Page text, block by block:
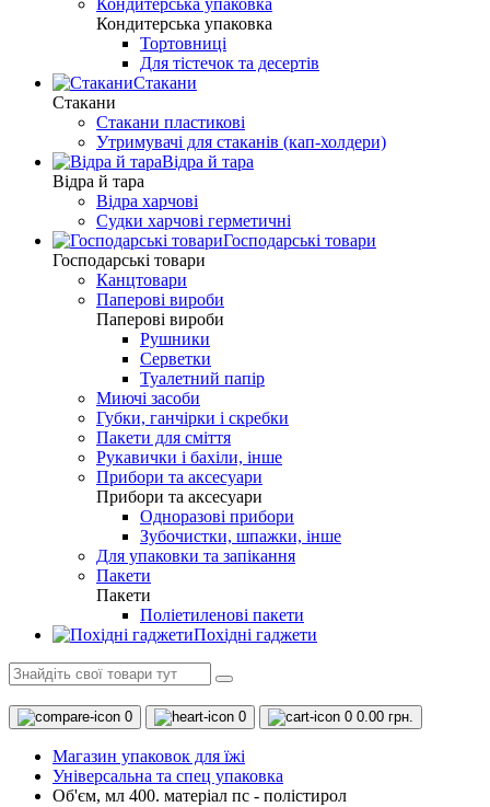
Кондитерська упаковка
Кондитерська упаковка
Тортовниці
Для тістечок та десертів
Стакани
Стакани
Стакани пластикові
Утримувачі для стаканів (кап-холдери)
Відра й тара
Відра й тара
Відра харчові
Судки харчові герметичні
Господарські товари
Господарські товари
Канцтовари
Паперові вироби
Паперові вироби
Рушники
Серветки
Туалетний папір
Миючі засоби
Губки, ганчірки і скребки
Пакети для сміття
Рукавички і бахіли, інше
Прибори та аксесуари
Прибори та аксесуари
Одноразові прибори
Зубочистки, шпажки, інше
Для упаковки та запікання
Пакети
Пакети
Поліетиленові пакети
Похідні гаджети
0 0 0 0.00 грн.
Магазин упаковок для їжі
Універсальна та спец упаковка
Об'єм, мл 400. матеріал пс - полістирол